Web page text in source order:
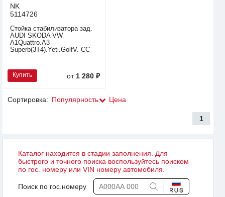
NK
5114726
Стойка стабилизатора зад.
AUDI SKODA VW
A1Quattro.A3
Superb(3T4).Yeti.GolfV. СС
Купить от1 280 ₽
Сортировка: Популярность Цена
1
Каталог находится в стадии заполнения. Для
быстрого и точного поиска воспользуйтесь поиском
по гос. номеру или VIN номеру автомобиля.
Поиск по гос.номеру